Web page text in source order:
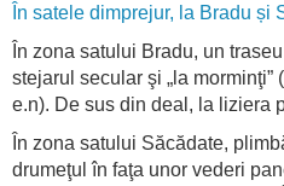
În satele dimprejur, la Bradu și
În zona satului Bradu, un
stejarul secular şi „la
e.n). De sus din deal, la liziera
În zona satului Săcădate,
drumeţul în faţa unor vederi